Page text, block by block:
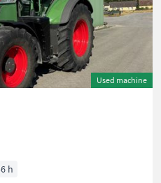
Used machine
h